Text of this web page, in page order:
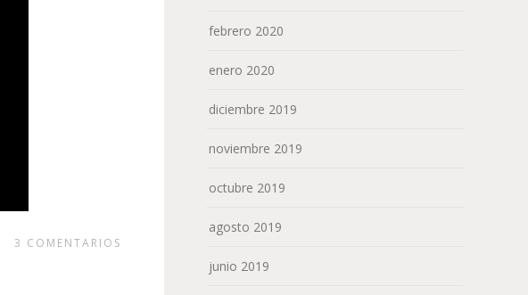
3 COMENTARIOS
febrero 2020
enero 2020
diciembre 2019
noviembre 2019
octubre 2019
agosto 2019
junio 2019